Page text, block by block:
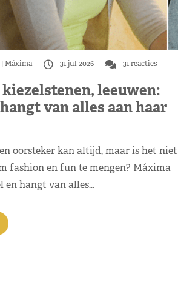
Máxima 31 jul 2026 31 reacties
leeuwen:
van alles aan haar
oorsteker kan altijd, maar is het niet
fashion en fun te mengen? Máxima
en hangt van alles…